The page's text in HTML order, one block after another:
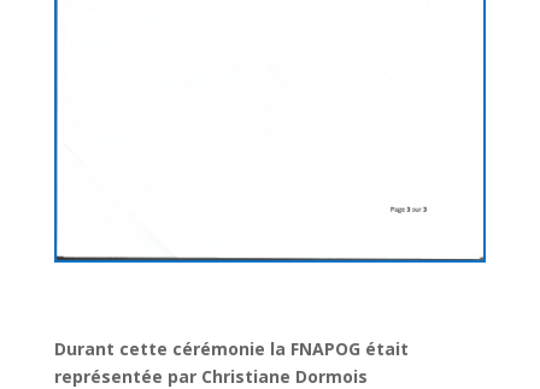
Durant cette cérémonie la FNAPOG était
représentée par Christiane Dormois